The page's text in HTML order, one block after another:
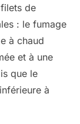
de
: le fumage
à chaud
et à une
que le
à